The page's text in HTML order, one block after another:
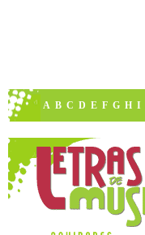
A B C D E F G H I